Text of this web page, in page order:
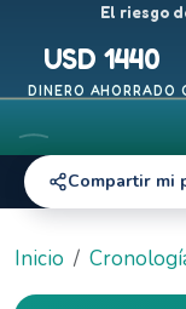
El riesgo
USD 1440
DINERO AHORRADO
Compartir mi
Inicio